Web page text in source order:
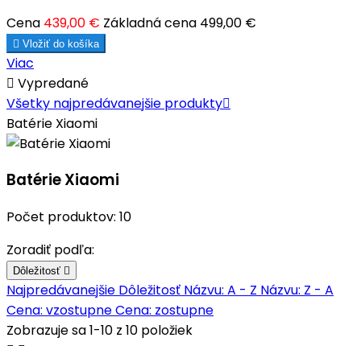
Cena 439,00 € Základná cena 499,00 €
 Vložiť do košíka
Viac
 Vypredané
Všetky najpredávanejšie produkty
Batérie Xiaomi
Batérie Xiaomi
Počet produktov: 10
Zoradiť podľa:
Dôležitosť 
Najpredávanejšie Dôležitosť Názvu: A - Z Názvu: Z - A
Cena: vzostupneCena: zostupne
Zobrazuje sa 1-10 z 10 položiek